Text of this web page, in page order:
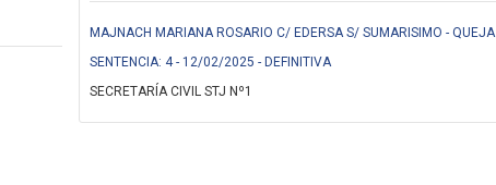
MAJNACH MARIANA ROSARIO C/ EDERSA S/ SUMARISIMO - QUEJA
SENTENCIA: 4 - 12/02/2025 - DEFINITIVA
SECRETARÍA CIVIL STJ Nº1